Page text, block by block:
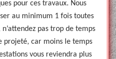
pour ces travaux. Nous
au minimum 1 fois toutes
n’attendez pas trop de temps
projeté, car moins le temps
vous reviendra plus